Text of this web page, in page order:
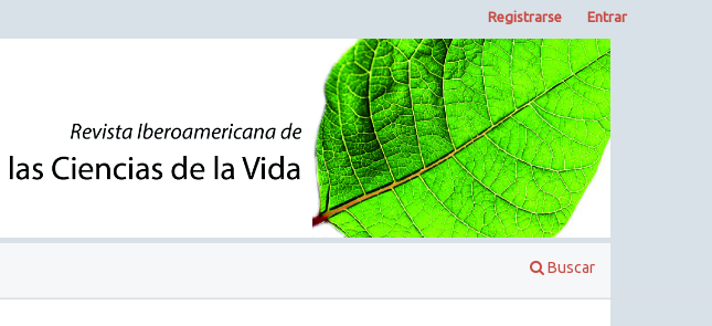
Buscar
Registrarse Entrar